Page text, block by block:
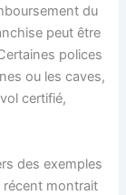
du
peut être
polices
ou les caves,
certifié,
des exemples
récent montrait